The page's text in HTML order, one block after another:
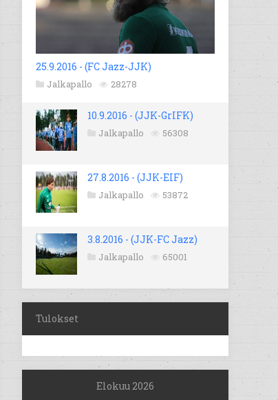
25.9.2016 - (FC Jazz-JJK)
Jalkapallo 28278
10.9.2016 - (JJK-GrIFK)
Jalkapallo 56308
27.8.2016 - (JJK-EIF)
Jalkapallo 53872
3.8.2016 - (JJK-FC Jazz)
Jalkapallo 65001
Tulokset
Elokuu 2026